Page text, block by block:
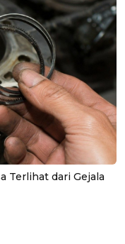
Terlihat dari Gejala